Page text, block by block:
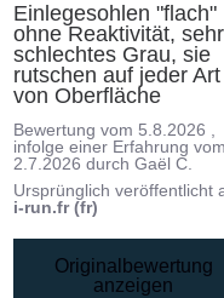
Einlegesohlen "flach"
ohne Reaktivität, sehr
schlechtes Grau, sie
rutschen auf jeder Art
von Oberfläche
Bewertung vom 5.8.2026 ,
infolge einer Erfahrung
2.7.2026 durchGaël C.
Ursprünglich veröffentlicht
i-run.fr (fr)
Originalbewertung
anzeigen